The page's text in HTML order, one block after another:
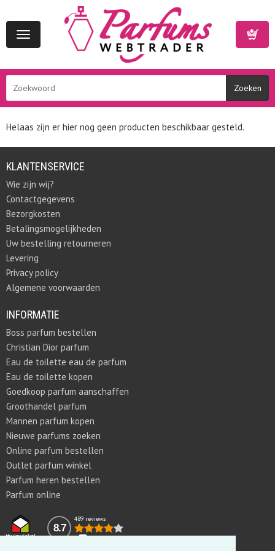
Toggle
navigation
Helaas zijn er hier nog geen producten beschikbaar gesteld.
KLANTENSERVICE
Wie zijn wij?
Contactgegevens
Bezorgkosten
Betalingsmogelijkheden
Uw bestelling retourneren
Levering
Privacy policy
Algemene voorwaarden
INFORMATIE
Boss parfum bestellen
Christian Dior parfum
Eau de toilette eau de parfum
Eau de toilette kopen
Goedkoop parfum aanschaffen
Groothandel parfum
Mannen parfum kopen
Nieuwe parfums zoeken
Online parfum bestellen
Outlet parfum winkel
Parfum heren bestellen
Parfum online
8.7
489 reviews